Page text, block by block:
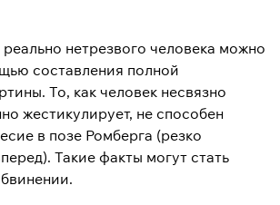
нетрезвого человека можно
составления полной
То, как человек несвязно
жестикулирует, не способен
в позе Ромберга (резко
Такие факты могут стать